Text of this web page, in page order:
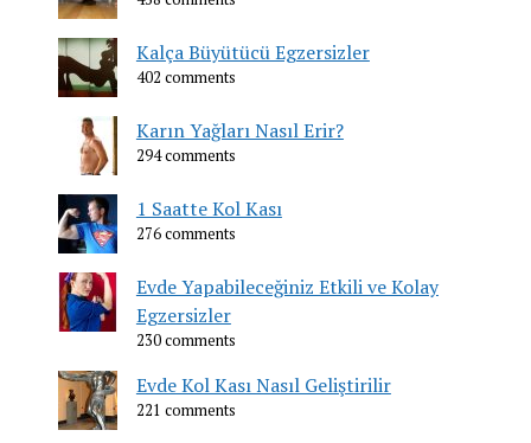
Kalça Büyütücü Egzersizler
402 comments
Karın Yağları Nasıl Erir?
294 comments
1 Saatte Kol Kası
276 comments
Evde Yapabileceğiniz Etkili ve Kolay
Egzersizler
230 comments
Evde Kol Kası Nasıl Geliştirilir
221 comments